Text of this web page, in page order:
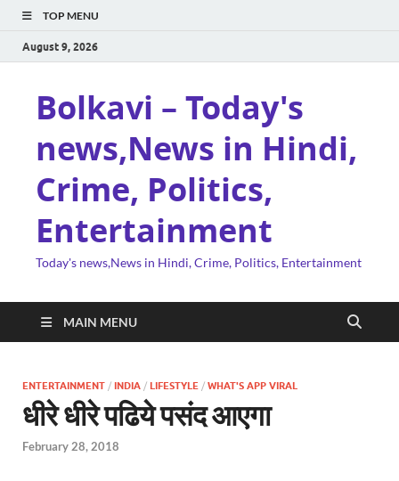
TOP MENU
August 9, 2026
Bolkavi – Today's
news,News in Hindi,
Crime, Politics,
Entertainment
Today's news,News in Hindi, Crime, Politics, Entertainment
MAIN MENU
ENTERTAINMENT / INDIA / LIFESTYLE / WHAT'S APP VIRAL
धीरे धीरे पढिये पसंद आएगा
February 28, 2018